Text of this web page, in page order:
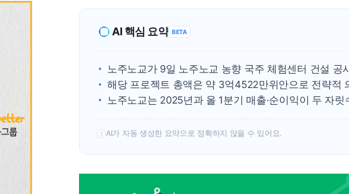
민
유럽
미 연
AI 핵심 요약 BETA
노주노교가 9일 노주노교 농향 국주 체험센터 건설 공
해당 프로젝트 총액은 약 3억4522만위안으로 전략적
노주노교는 2025년과 올 1분기 매출·순이익이 두 자
! AI가 자동 생성한 요약으로 정확하지 않을 수 있어요.